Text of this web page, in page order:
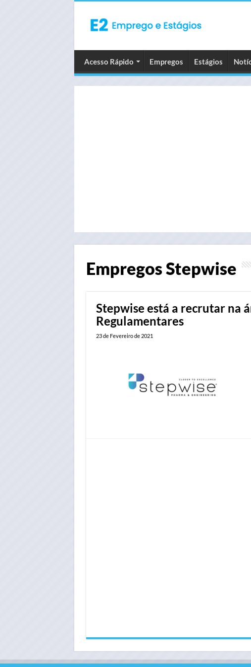
Acesso Rápido Empregos Estágios
EmpregosStepwise
Stepwise está a recrutar na
Regulamentares
23 de Fevereiro de 2021